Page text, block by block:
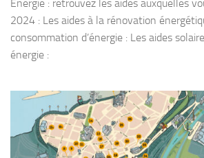
Energie : retrouvez les aides auxquelles
2024 : Les aides à la rénovation
consommation d’énergie : Les aides
énergie :